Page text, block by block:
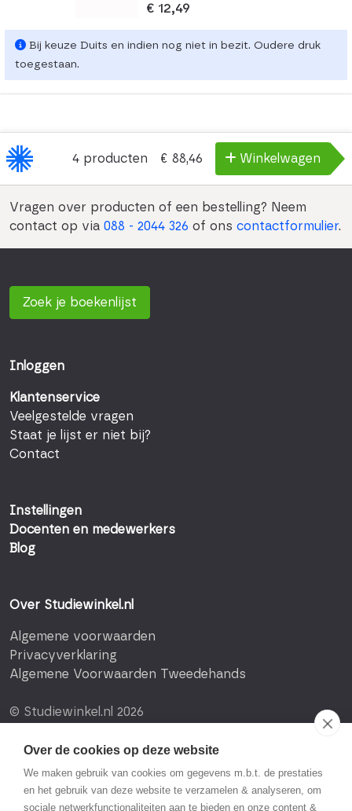
€ 12,49
Bij keuze Duits en indien nog niet in bezit. Oudere druk
toegestaan.
4 producten € 88,46 Winkelwagen
Vragen over producten of een bestelling? Neem
contact op via 088 - 2044 326 of ons contactformulier.
Zoek je boekenlijst
Inloggen
Klantenservice
Veelgestelde vragen
Staat je lijst er niet bij?
Contact
Instellingen
Docenten en medewerkers
Blog
Over Studiewinkel.nl
Algemene voorwaarden
Privacyverklaring
Algemene Voorwaarden Tweedehands
© Studiewinkel.nl 2026
Over de cookies op deze website
We maken gebruik van cookies om gegevens m.b.t. de prestaties
en het gebruik van deze website te verzamelen & analyseren, om
sociale netwerkfunctionaliteiten aan te bieden en onze content &